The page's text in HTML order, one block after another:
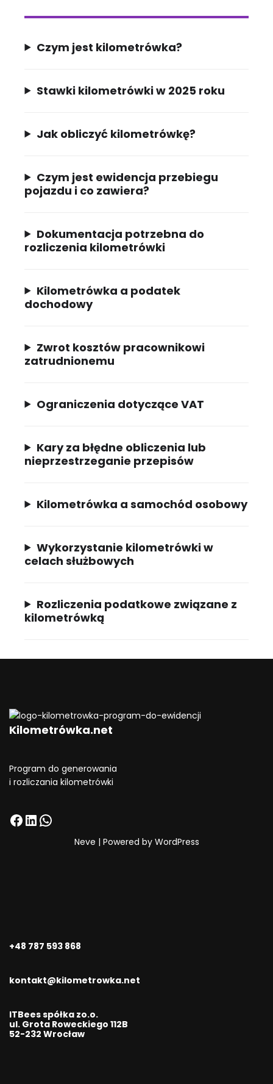
Czym jest kilometrówka?
Stawki kilometrówki w 2025 roku
Jak obliczyć kilometrówkę?
Czym jest ewidencja przebiegu
pojazdu i co zawiera?
Dokumentacja potrzebna do
rozliczenia kilometrówki
Kilometrówka a podatek
dochodowy
Zwrot kosztów pracownikowi
zatrudnionemu
Ograniczenia dotyczące VAT
Kary za błędne obliczenia lub
nieprzestrzeganie przepisów
Kilometrówka a samochód osobowy
Wykorzystanie kilometrówki w
celach służbowych
Rozliczenia podatkowe związane z
kilometrówką
Kilometrówka.net
Program do generowania
i rozliczania kilometrówki
Neve | Powered by WordPress
+48 787 593 868
kontakt@kilometrowka.net
ITBees spółka zo.o.
ul. Grota Roweckiego 112B
52-232 Wrocław